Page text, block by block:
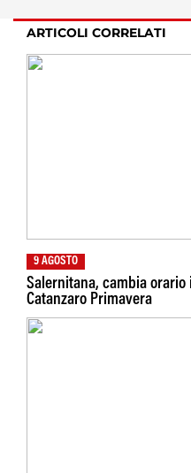
ARTICOLI CORRELATI
9 AGOSTO
Salernitana, cambia
Catanzaro Primavera